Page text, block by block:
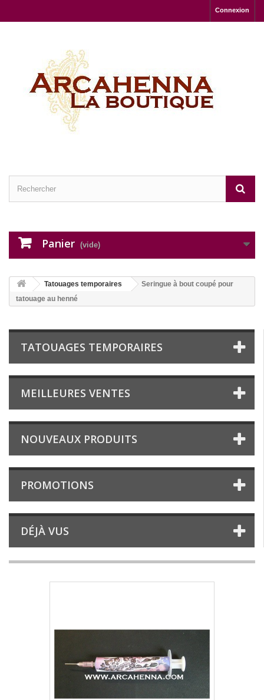
Connexion
Panier (vide)
Tatouages temporaires
Seringue à bout coupé pour
tatouage au henné
TATOUAGES TEMPORAIRES
MEILLEURES VENTES
NOUVEAUX PRODUITS
PROMOTIONS
DÉJÀ VUS